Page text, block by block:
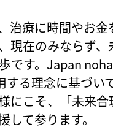
治療に時間やお
現在のみならず、
です。Japan
る理念に基づい
にこそ、「未来
て参ります。